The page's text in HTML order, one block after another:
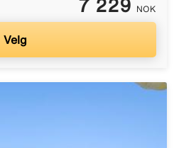
7 229 NOK
Velg